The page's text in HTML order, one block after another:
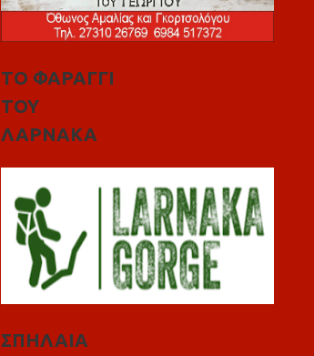
ΤΟ ΦΑΡΑΓΓΙ
ΤΟΥ
ΛΑΡΝΑΚΑ
ΣΠΗΛΑΙΑ